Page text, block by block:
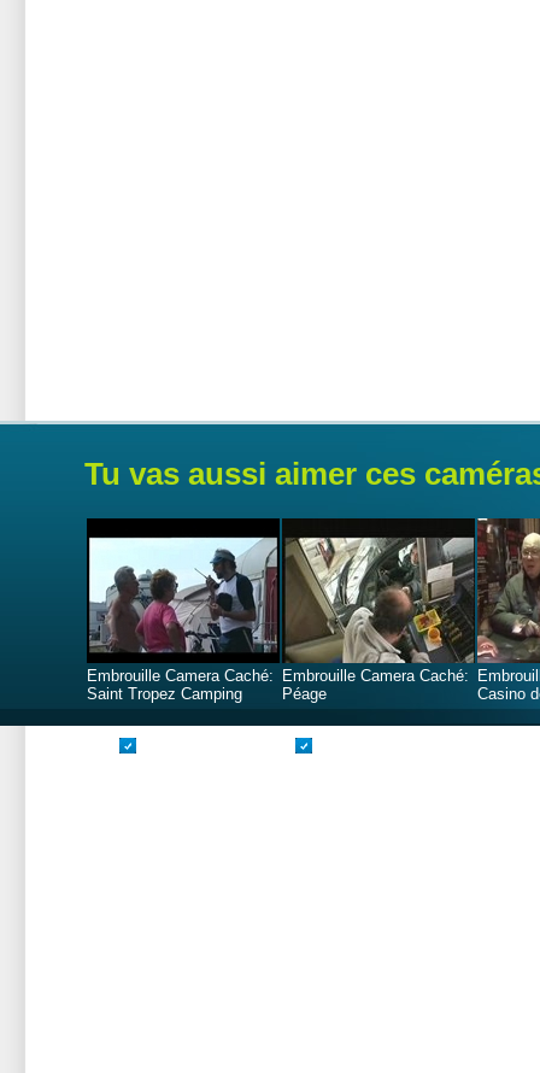
Tu vas aussi aimer ces
Embrouille Camera Caché:
Saint Tropez Camping
Embrouille Camera Caché:
Péage
Casino